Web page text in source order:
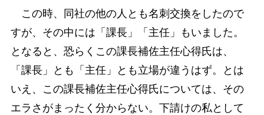
この時、同社の他の人とも名刺交換をしたので
すが、その中には「課長」「主任」もいました。
となると、恐らくこの課長補佐主任心得氏は、
「課長」とも「主任」とも立場が違うはず。とは
いえ、この課長補佐主任心得氏については、その
エラさがまったく分からない。下請けの私として